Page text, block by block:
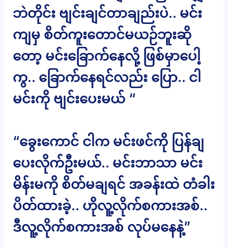
ဘဲတိုင်း ဗျင်းချင်တာချည်းပဲ.. မင်း
ကျမှ စိတ်ကူးတောင်မယဉ်ဘူးဆို
တော့ မင်းခြောက်နေလို့ ဖြစ်မှာပေါ့
ကွ.. ခြောက်နေရင်လည်း ပြော.. ငါ
မင်းကို ဗျင်းပေးမယ် “
“ခွေးကောင် ငါက မင်းဖင်ကို ပြန်ချ
ပေးလိုက်ဦးမယ်.. မင်းဘာသာ မင်း
မိန်းမကို စိတ်မချရင် အခန်းထဲ တံခါး
ပိတ်ထားခဲ့.. ဟိုလူ့လိုက်စကားအစ်..
ဒီလူ့လိုက်စကားအစ် လုပ်မနေနဲ့”